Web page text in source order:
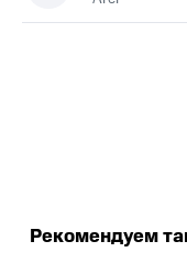
Рекомендуем